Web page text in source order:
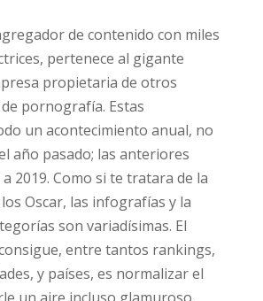
de contenido con
y actrices, pertenece al
empresa propietaria de
tubes
de pornografía. Estas
un acontecimiento anual,
el año pasado; las anteriores
2019. Como si te tratara de la
Oscar, las infografías y la
son variadísimas. El
entre tantos
edades, y países, es
y darle un aire incluso